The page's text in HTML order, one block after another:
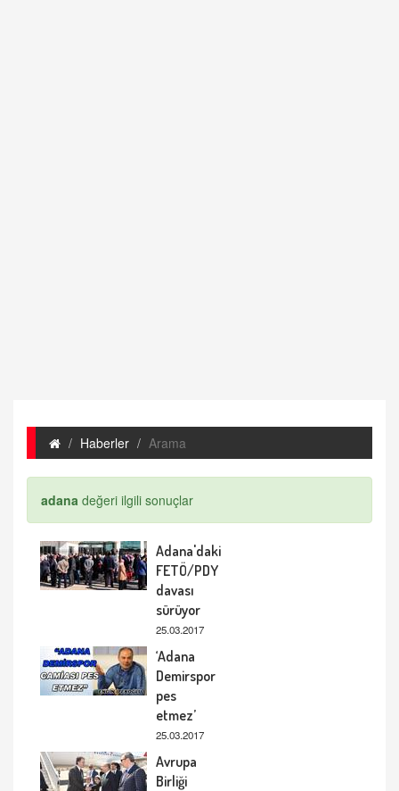
Haberler Arama
adana değeri ilgili sonuçlar
Adana'daki
FETÖ/PDY
davası
sürüyor
25.03.2017
‘Adana
Demirspor
pes
etmez’
25.03.2017
Avrupa
Birliği